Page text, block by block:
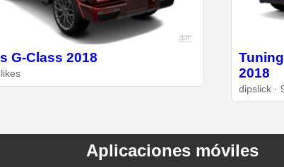
G-Class 2018
2018
dipslick ·
Aplicaciones móviles